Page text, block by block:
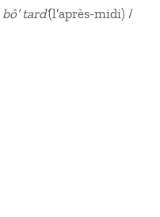
bô’ tard’(l’après-midi) /